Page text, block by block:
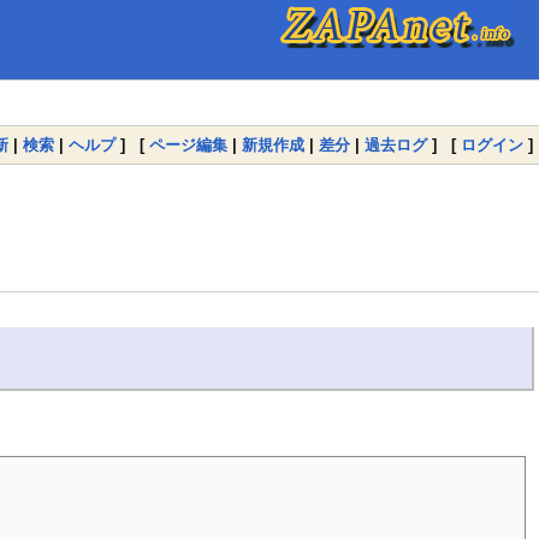
| 検索 | ヘルプ] [ ページ編集 | 新規作成 | 差分 | 過去ログ] [ ログイン ]